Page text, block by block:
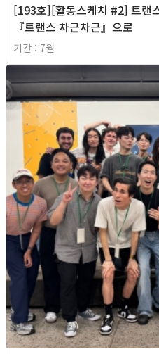
[193호][활동스케치 #2] 트랜
『트랜스 차근차근』으로
기간 : 7월